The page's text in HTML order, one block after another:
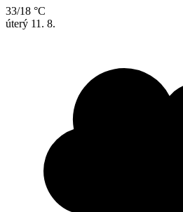
33/18 °C
úterý 11. 8.